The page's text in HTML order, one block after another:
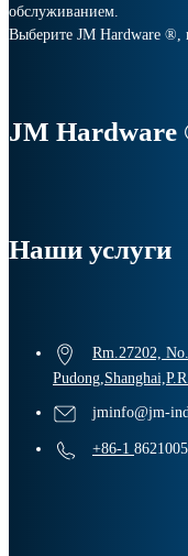
обслуживанием.
Выберите JM Hardware ®,
JM Hardware
Наши услуги
Rm.27202,
jminfo@jm-
+86-1